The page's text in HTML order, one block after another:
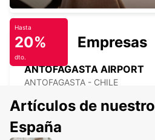
ANTOFAGASTA AIRPORT
ANTOFAGASTA - CHILE
Hasta
20%
dto.
Empresas
Artículos de
España